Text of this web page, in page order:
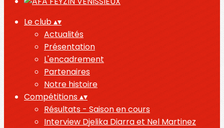
Le club▴▾
Actualités
Présentation
L'encadrement
Partenaires
Notre histoire
Compétitions▴▾
Résultats - Saison en cours
Interview Djelika Diarra et Nel Martinez